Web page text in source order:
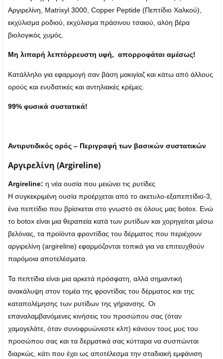
Αργιρελίνη, Matrixyl 3000, Copper Peptide (Πεπτίδιο Χαλκού),
εκχύλισμα ροδιού, εκχύλισμα πράσινου τσαιού, αλόη βέρα
βιολογικός χυμός.
Μη λιπαρή λεπτόρρευστη υφή, απορροφάται αμέσως!
Κατάλληλο για εφαρμογή σαν βάση μακιγίαζ και κάτω από άλλους
ορούς και ενυδατικές και αντηλιακές κρέμες.
99% φυσικά συστατικά!
Αντιρυτιδικός ορός – Περιγραφή των βασικών συστατικών
Αργιρελίνη (Argireline)
Argireline: η νέα ουσία που μειώνει τις ρυτίδες
Η συγκεκριμένη ουσία προέρχεται από το ακετυλο-εξαπεπτίδιο-3,
ένα πεπτίδιο που βρίσκεται στο γνωστό σε όλους μας botox. Ενώ
το botox είναι μια θεραπεία κατά των ρυτίδων και χορηγείται μέσω
βελόνας, τα προϊόντα φροντίδας του δέρματος που περιέχουν
αργιρελίνη (argireline) εφαρμόζονται τοπικά για να επιτευχθούν
παρόμοια αποτελέσματα.
Τα πεπτίδια είναι μια αρκετά πρόσφατη, αλλά σημαντική
ανακάλυψη στον τομέα της φροντίδας του δέρματος και της
καταπολέμησης των ρυτίδων της γήρανσης. Οι
επαναλαμβανόμενες κινήσεις του προσώπου σας (όταν
χαμογελάτε, όταν συνοφρυώνεστε κλπ) κάνουν τους μυς του
προσώπου σας και τα δερματικά σας κύτταρα να συσπώνται
διαρκώς, κάτι που έχει ως αποτέλεσμα την σταδιακή εμφάνιση